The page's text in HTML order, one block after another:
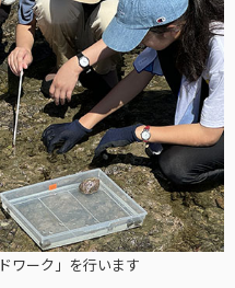
ワーク」を行います